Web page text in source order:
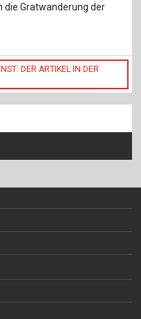
/ Language: EN
die Gratwanderung der
DER ARTIKEL IN DER